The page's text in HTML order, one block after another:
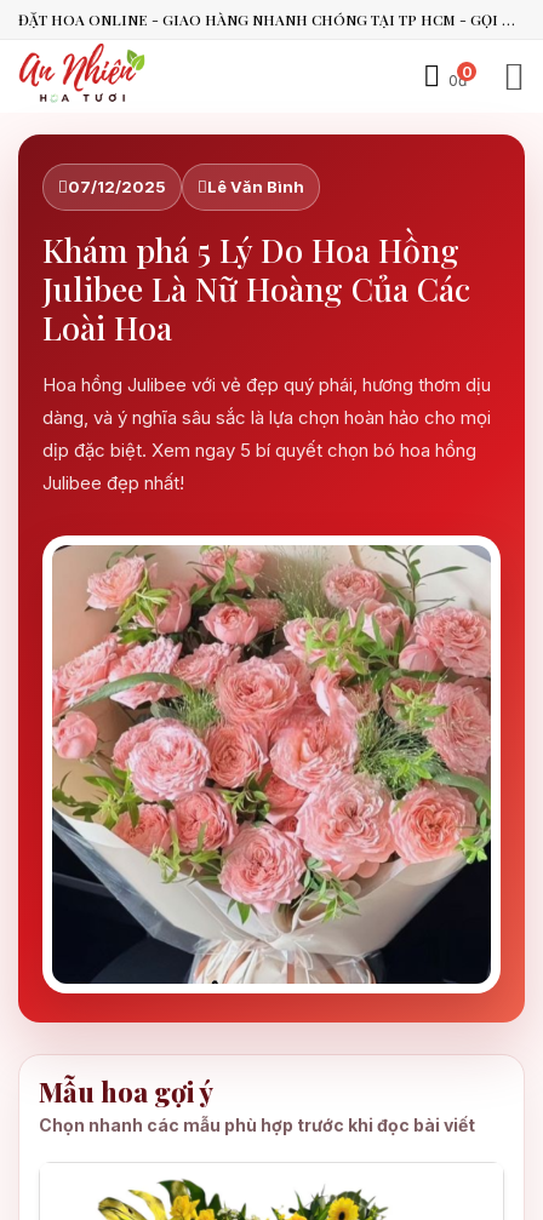
ĐẶT HOA ONLINE - GIAO HÀNG NHANH CHÓNG TẠI TP HCM - GỌI NGAY 0938.494.119 HOẶC 0899.492.909
0
0đ
07/12/2025 Lê Văn Bình
Khám phá 5 Lý Do Hoa Hồng
Julibee Là Nữ Hoàng Của Các
Loài Hoa
Hoa hồng Julibee với vẻ đẹp quý phái, hương thơm dịu
dàng, và ý nghĩa sâu sắc là lựa chọn hoàn hảo cho mọi
dịp đặc biệt. Xem ngay 5 bí quyết chọn bó hoa hồng
Julibee đẹp nhất!
Mẫu hoa gợi ý
Chọn nhanh các mẫu phù hợp trước khi đọc bài viết
An Nhiên Flowers
Tư vấn nhanh trong vài phút
Chào bạn, mình có thể hỗ trợ chọn hoa theo dịp nào?
Vừa xong
Bạn có thể để lại yêu cầu, mình sẽ phản hồi sớm.